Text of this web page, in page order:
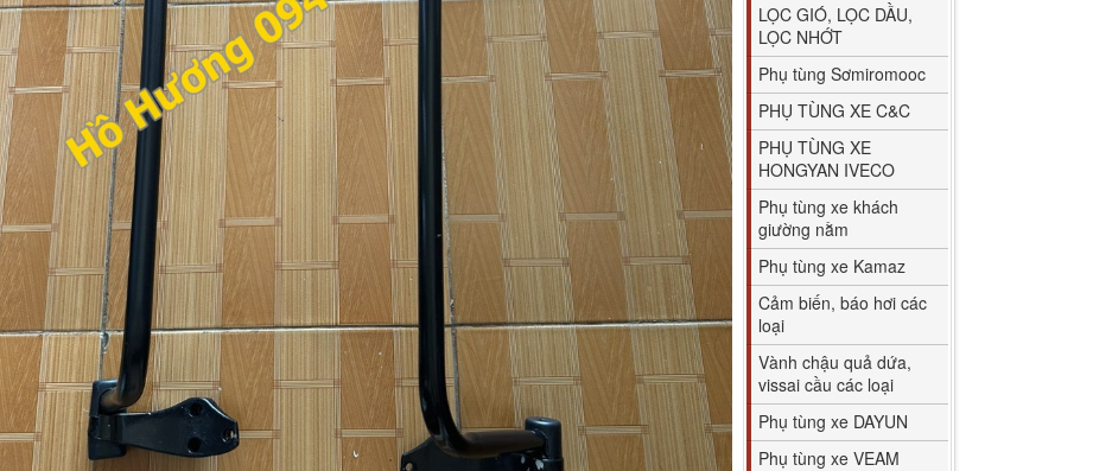
LỌC GIÓ, LỌC DẦU,
LỌC NHỚT
Phụ tùng Sơmiromooc
PHỤ TÙNG XE C&C
PHỤ TÙNG XE
HONGYAN IVECO
Phụ tùng xe khách
giường nằm
Phụ tùng xe Kamaz
Cảm biến, báo hơi các
loại
Vành chậu quả dứa,
vissai cầu các loại
Phụ tùng xe DAYUN
Phụ tùng xe VEAM